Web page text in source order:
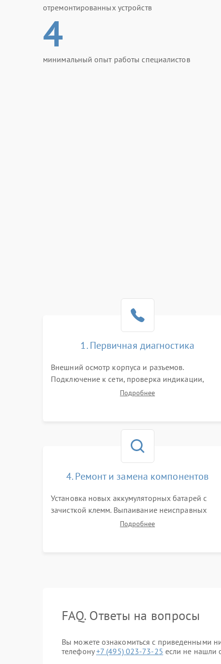
отремонтированных устройств
4
минимальный опыт работы специалистов
1. Первичная диагностика
Внешний осмотр корпуса и разъемов.
Подключение к сети, проверка индикации,
звуковых сигналов и кодов ошибок. Измерение
Подробнее
4. Ремонт и замена компонентов
Установка новых аккумуляторных батарей с
зачисткой клемм. Выпаивание неисправных
элементов инвертора или цепи зарядки и
Подробнее
FAQ. Ответы на вопросы
Вы можете ознакомиться с приведенными
телефону+7 (495) 023-73-25 если не нашли